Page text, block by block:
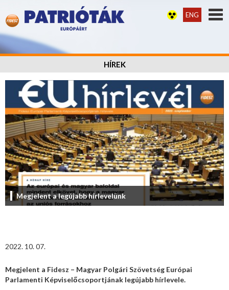
ENG
HÍREK
Megjelent a legújabb hírlevelünk
2022. 10. 07.
Megjelent a Fidesz – Magyar Polgári Szövetség Európai
Parlamenti Képviselőcsoportjának legújabb hírlevele.